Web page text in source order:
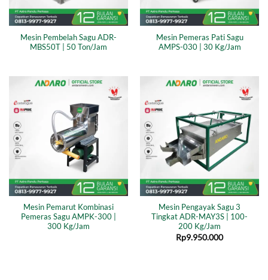
Mesin Pembelah Sagu ADR-
MBS50T | 50 Ton/Jam
Mesin Pemeras Pati Sagu
AMPS-030 | 30 Kg/Jam
Mesin Pemarut Kombinasi
Pemeras Sagu AMPK-300 |
300 Kg/Jam
Mesin Pengayak Sagu 3
Tingkat ADR-MAY3S | 100-
200 Kg/Jam
Rp9.950.000